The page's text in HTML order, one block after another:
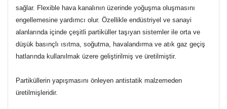
sağlar. Flexible hava kanalının üzerinde yoğuşma oluşmasını
engellemesine yardımcı olur. Özellikle endüstriyel ve sanayi
alanlarında içinde çeşitli partiküller taşıyan sistemler ile orta ve
düşük basınçlı ısıtma, soğutma, havalandırma ve atık gaz geçiş
hatlarında kullanılmak üzere geliştirilmiş ve üretilmiştir.
Partiküllerin yapışmasını önleyen antistatik malzemeden
üretilmişleridir.